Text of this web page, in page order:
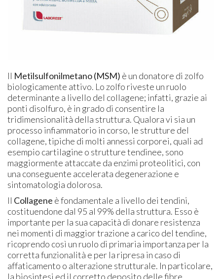
Il Metilsulfonilmetano (MSM) è un donatore di zolfo
biologicamente attivo. Lo zolfo riveste un ruolo
determinante a livello del collagene; infatti, grazie ai
ponti disolfuro, è in grado di consentire la
tridimensionalità della struttura. Qualora vi sia un
processo infiammatorio in corso, le strutture del
collagene, tipiche di molti annessi corporei, quali ad
esempio cartilagine o strutture tendinee, sono
maggiormente attaccate da enzimi proteolitici, con
una conseguente accelerata degenerazione e
sintomatologia dolorosa.
Il Collagene è fondamentale a livello dei tendini,
costituendone dal 95 al 99% della struttura. Esso è
importante per la sua capacità di donare resistenza
nei momenti di maggior trazione a carico del tendine,
ricoprendo così un ruolo di primaria importanza per la
corretta funzionalità e per la ripresa in caso di
affaticamento o alterazione strutturale. In particolare,
la biosintesi ed il corretto deposito delle fibre